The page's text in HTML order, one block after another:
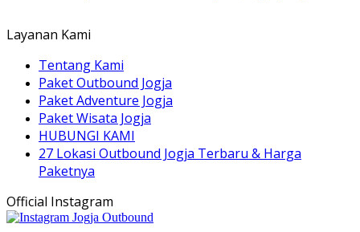
Layanan Kami
Tentang Kami
Paket Outbound Jogja
Paket Adventure Jogja
Paket Wisata Jogja
HUBUNGI KAMI
27 Lokasi Outbound Jogja Terbaru & Harga
Paketnya
Official Instagram